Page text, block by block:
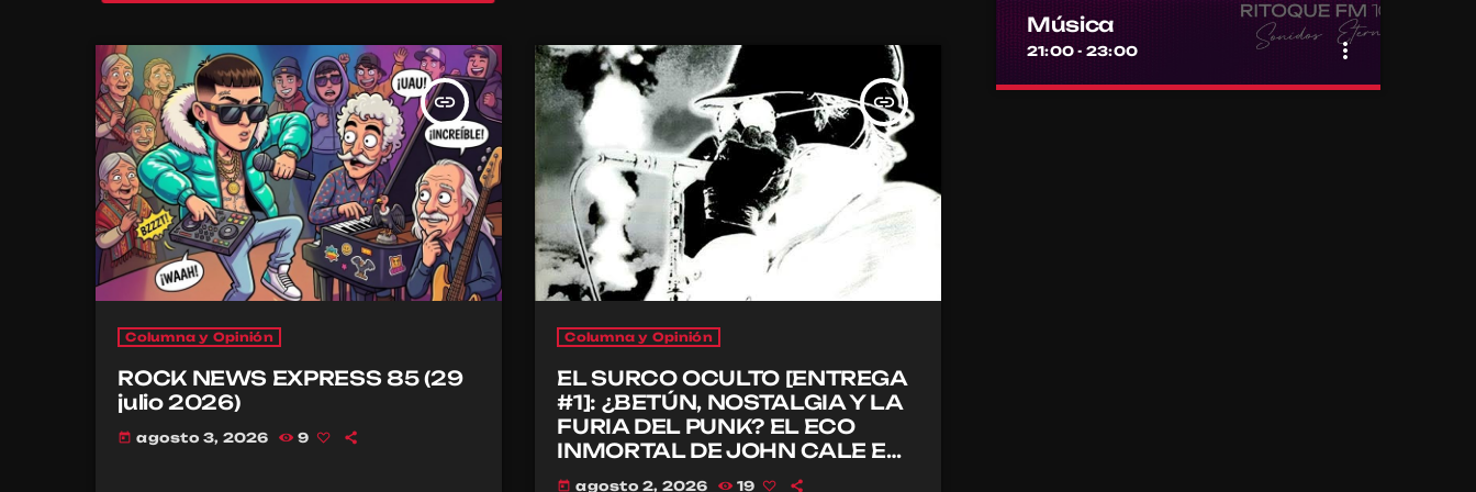
insert_link
Columna y Opinión
ROCK NEWS EXPRESS 85 (29
julio 2026)
today agosto 3, 2026 9
insert_link
Columna y Opinión
EL SURCO OCULTO [ENTREGA
#1]: ¿BETÚN, NOSTALGIA Y LA
FURIA DEL PUNK? EL ECO
INMORTAL DE JOHN CALE EN
EL CBGB
today agosto 2, 2026 19
Música
21:00 - 23:00 more_vert